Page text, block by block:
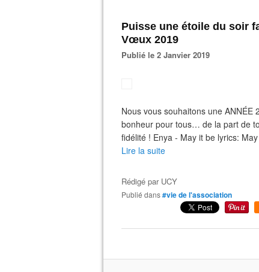
Puisse une étoile du soir
Vœux 2019
Publié le 2 Janvier 2019
Nous vous souhaitons une
bonheur pour tous… de la part de
fidélité ! Enya - May it be lyrics:
Lire la suite
Rédigé par UCY
Publié dans#vie de l'association